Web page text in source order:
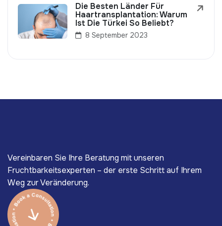
Die Besten Länder Für
Haartransplantation: Warum
Ist Die Türkei So Beliebt?
8 September 2023
Vereinbaren Sie Ihre Beratung mit unseren
Fruchtbarkeitsexperten – der erste Schritt auf Ihrem
Weg zur Veränderung.